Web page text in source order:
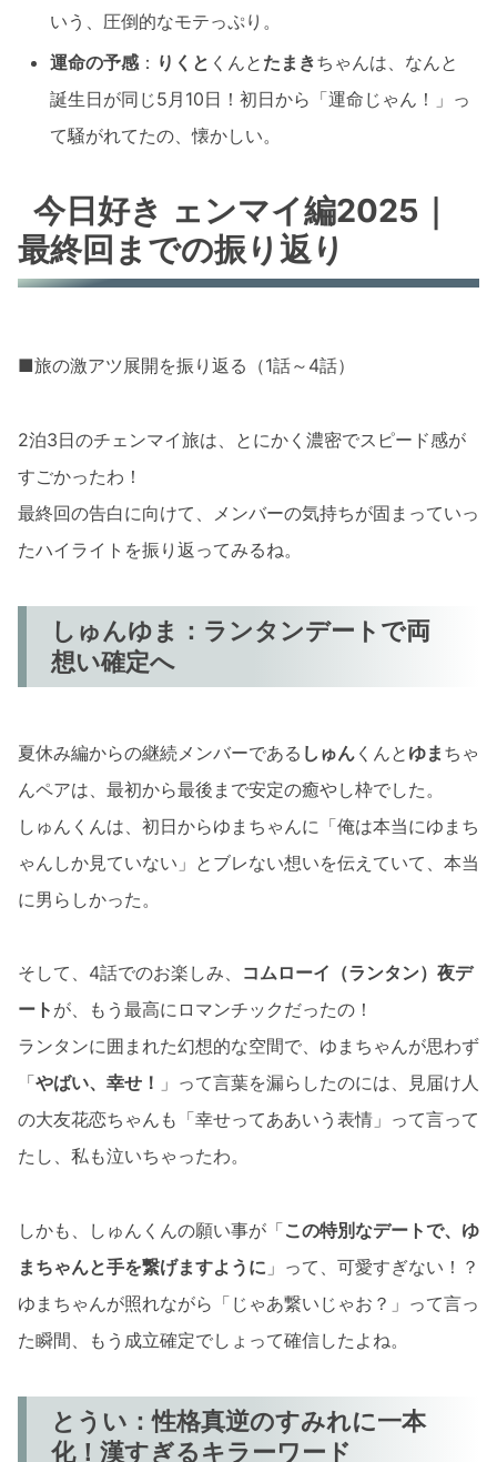
いう、圧倒的なモテっぷり。
運命の予感 ： りくと くんと たまきちゃんは、なんと
誕生日が同じ5月10日！初日から「運命じゃん！」っ
て騒がれてたの、懐かしい。
今日好き ェンマイ編2025｜
最終回までの振り返り
■旅の激アツ展開を振り返る（1話～4話）
2泊3日のチェンマイ旅は、とにかく濃密でスピード感が
すごかったわ！
最終回の告白に向けて、メンバーの気持ちが固まっていっ
たハイライトを振り返ってみるね。
しゅんゆま：ランタンデートで両
想い確定へ
夏休み編からの継続メンバーである しゅん くんと ゆま ちゃ
んペアは、最初から最後まで安定の癒やし枠でした。
しゅんくんは、初日からゆまちゃんに「俺は本当にゆまち
ゃんしか見ていない」とブレない想いを伝えていて、本当
に男らしかった。
そして、4話でのお楽しみ、 コムローイ（ランタン）夜デ
ート が、もう最高にロマンチックだったの！
ランタンに囲まれた幻想的な空間で、ゆまちゃんが思わず
「やばい、幸せ！ 」って言葉を漏らしたのには、見届け人
の大友花恋ちゃんも「幸せってああいう表情」って言って
たし、私も泣いちゃったわ。
しかも、しゅんくんの願い事が「この特別なデートで、ゆ
まちゃんと手を繋げますように 」って、可愛すぎない！？
ゆまちゃんが照れながら「じゃあ繋いじゃお？」って言っ
た瞬間、もう成立確定でしょって確信したよね。
とうい：性格真逆のすみれに一本
化！漢すぎるキラーワード